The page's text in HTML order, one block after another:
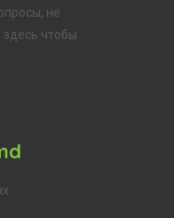
не
чтобы